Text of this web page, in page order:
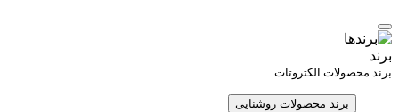
برند
برند محصولات الکتروتات
برند محصولات روشنایی